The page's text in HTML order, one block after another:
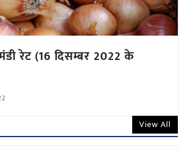
रेट (16 दिसम्बर 2022 के
View All